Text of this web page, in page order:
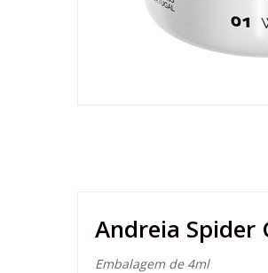
Andreia Spider
Embalagem de 4ml